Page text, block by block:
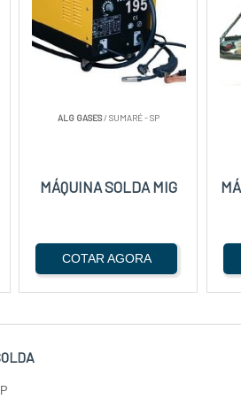
ALG GASES/ SUMARÉ - SP
MÁQUINA SOLDA MIG
COTAR AGORA